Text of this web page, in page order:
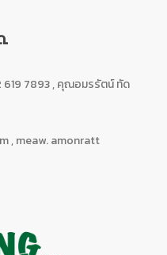
.
7893 , คุณอมรรัตน์ ทัด
, meaw. amonratt